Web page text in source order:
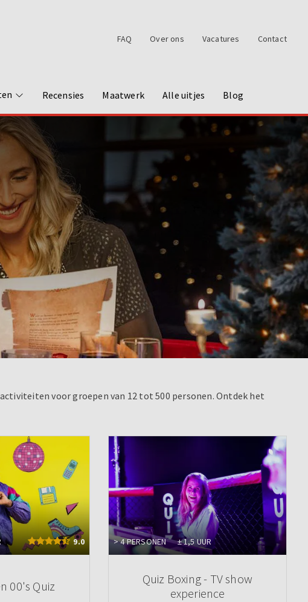
FAQ Over ons Vacatures Contact
Recensies Maatwerk Alle uitjes Blog
voor groepen van 12 tot 500 personen. Ontdek het
9.0
00's Quiz
> 4 PERSONEN ± 1,5 UUR
Quiz Boxing - TV show
experience